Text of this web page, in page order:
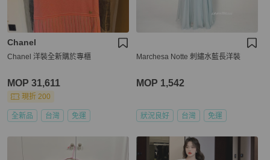
Chanel
Chanel 洋裝全新購於專櫃
MOP 31,611
現折 200
全新品 台灣 免運
Marchesa Notte 刺繡水藍長洋裝
MOP 1,542
狀況良好 台灣 免運